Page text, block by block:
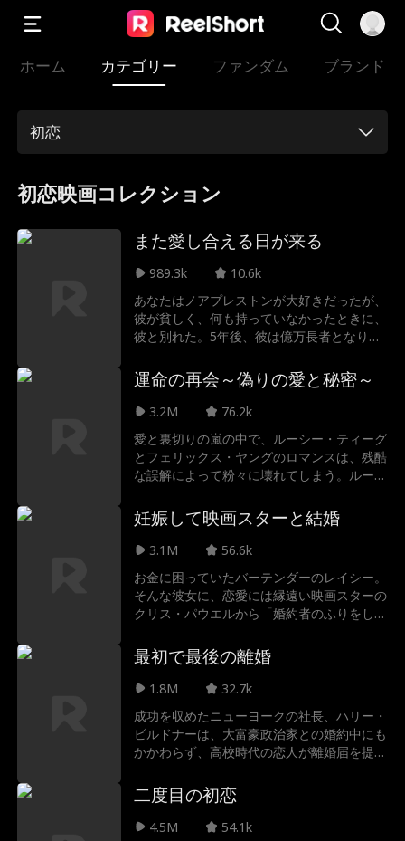
ホーム カテゴリー ファンダム ブランド
初恋
初恋映画コレクション
また愛し合える日が来る
989.3k
10.6k
あなたはノアプレストンが大好きだったが、
彼が貧しく、何も持っていなかったときに、
彼と別れた。5年後、彼は億万長者となり、
地獄に陥れようとしている。別れた本当の理
由を彼に話すのか、それとも恋のやり直しは
もう遅い？
運命の再会～偽りの愛と秘密～
3.2M
76.2k
愛と裏切りの嵐の中で、ルーシー・ティーグ
とフェリックス・ヤングのロマンスは、残酷
な誤解によって粉々に壊れてしまう。ルーシ
愛を犠牲にするが、数年後に再会するのは、
億万長者のCEOになったフェリックス... しか
も彼の新しい上司として！二人の間には秘密
視の下で新しい仕事に取り組みながら、フェ
リックスの腕にいる新しい女の子、陰謀を巡
らせる妹エレナの苦悩に耐えつつ、二人を再
隠さなければならない。
妊娠して映画スターと結婚
3.1M
56.6k
お金に困っていたバーテンダーのレイシー。
そんな彼女に、恋愛には縁遠い映画スターの
クリス・パウエルから「婚約者のふりをして
知らない秘密がひとつ。実はお腹の中の赤ち
ゃん、彼の子かもしれない…!?
最初で最後の離婚
1.8M
32.7k
成功を収めたニューヨークの社長、ハリー・
ビルドナーは、大富豪政治家との婚約中にも
かかわらず、高校時代の恋人が離婚届を提出
へ戻った彼女を待っていたのは、元恋人が隠
す衝撃の真実、そして二人の間にいた7歳の
娘だった。揺れ動く想いに、ハリーは選択を
二度目の初恋
4.5M
54.1k